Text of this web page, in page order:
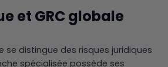
et GRC globale
se distingue des risques juridiques
spécialisée possède ses